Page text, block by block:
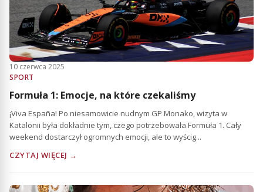
10 czerwca 2025
SPORT
Formuła 1: Emocje, na które czekaliśmy
¡Viva España! Po niesamowicie nudnym GP Monako, wizyta w
Katalonii była dokładnie tym, czego potrzebowała Formuła 1. Cały
weekend dostarczył ogromnych emocji, ale to wyścig...
CZYTAJ WIĘCEJ →